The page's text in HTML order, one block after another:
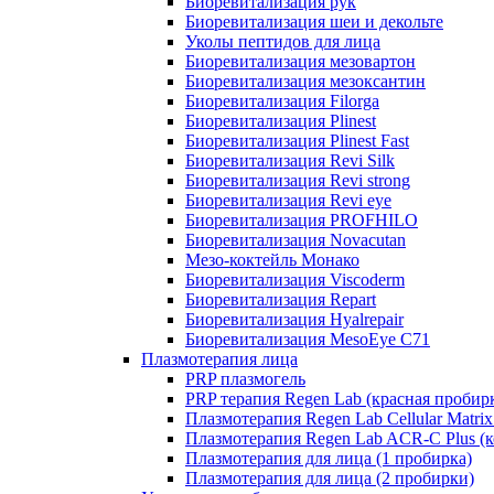
Биоревитализация шеи и декольте
Уколы пептидов для лица
Биоревитализация мезовартон
Биоревитализация мезоксантин
Биоревитализация Filorga
Биоревитализация Plinest
Биоревитализация Plinest Fast
Биоревитализация Revi Silk
Биоревитализация Revi strong
Биоревитализация Revi eye
Биоревитализация PROFHILO
Биоревитализация Novacutan
Мезо-коктейль Монако
Биоревитализация Viscoderm
Биоревитализация Repart
Биоревитализация Hyalrepair
Биоревитализация MesoEye C71
Плазмотерапия лица
PRP плазмогель
PRP терапия Regen Lab (красная
Плазмотерапия Regen Lab Cellular
Плазмотерапия Regen Lab ACR-C Plus
Плазмотерапия для лица (1 пробирка)
Плазмотерапия для лица (2 пробирки)